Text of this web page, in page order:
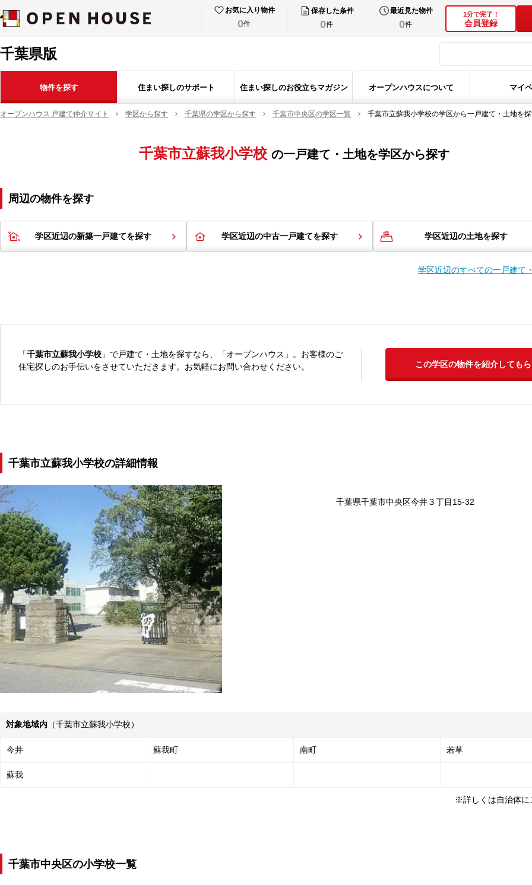
お気に入り物件
0件
保存した条件
0件
最近見た物件
0件
1分で完了！
会員登録
千葉県版
物件を探す 住まい探しのサポート 住まい探しのお役立ちマガジン オープンハウスについて マイ
オープンハウス 戸建て仲介サイト 学区から探す 千葉県の学区から探す 千葉市中央区の学区一覧 千葉市立蘇我小学校の学区から一戸建て・土地を
千葉市立蘇我小学校 の一戸建て・土地を学区から探す
周辺の物件を探す
学区近辺の新築一戸建てを探す 学区近辺の中古一戸建てを探す 学区近辺の土地を探す
学区近辺のすべての一戸建て
「千葉市立蘇我小学校 」で戸建て・土地を探すなら、「オープンハウス」。お客様のご
住宅探しのお手伝いをさせていただきます。お気軽にお問い合わせください。
この学区の物件を紹介してもら
千葉市立蘇我小学校の詳細情報
千葉県千葉市中央区今井３丁目15-32
対象地域内 （千葉市立蘇我小学校）
今井 蘇我町 南町 若草
蘇我
※詳しくは自治体に
千葉市中央区の小学校一覧